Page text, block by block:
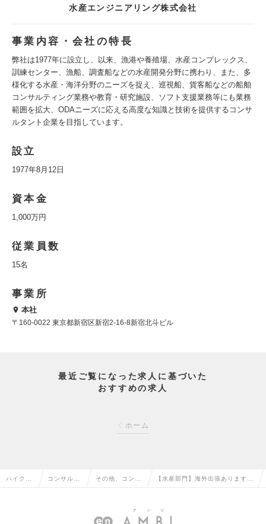
水産エンジニアリング株式会社
事業内容・会社の特長
弊社は1977年に設立し、以来、漁港や養殖場、水産コンプレックス、
訓練センター、漁船、調査船などの水産開発分野に携わり、また、多
様化する水産・海洋分野のニーズを捉え、巡視船、貨客船などの船舶
コンサルティング業務や教育・研究施設、ソフト支援業務等にも業務
範囲を拡大、ODAニーズに応える高度な知識と技術を提供するコンサ
ルタント企業を目指しています。
設立
1977年8月12日
資本金
1,000万円
従業員数
15名
事業所
本社
〒160-0022 東京都新宿区新宿2-16-8新宿北斗ビル
最近ご覧になった求人に基づいた
おすすめの求人
ホーム
ハイクラ コンサルタ その他、コンサ
職
【水産部門】海外出張あります！
報